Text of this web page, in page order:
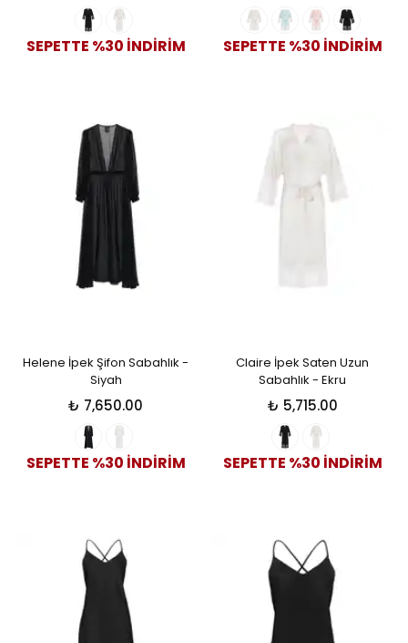
SEPETTE %30 İNDİRİM SEPETTE %30 İNDİRİM
Helene İpek Şifon Sabahlık -
Siyah
₺ 7,650.00
SEPETTE %30 İNDİRİM
Claire İpek Saten Uzun
Sabahlık - Ekru
₺ 5,715.00
SEPETTE %30 İNDİRİM